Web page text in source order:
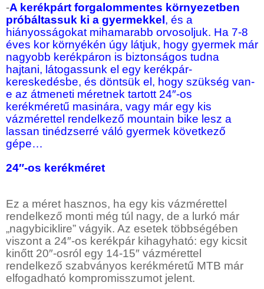
-A kerékpárt forgalommentes környezetben
próbáltassuk ki a gyermekkel, és a
hiányosságokat mihamarabb orvosoljuk. Ha 7-8
éves kor környékén úgy látjuk, hogy gyermek már
nagyobb kerékpáron is biztonságos tudna
hajtani, látogassunk el egy kerékpár-
kereskedésbe, és döntsük el, hogy szükség van-
e az átmeneti méretnek tartott 24″-os
kerékméretű masinára, vagy már egy kis
vázmérettel rendelkező mountain bike lesz a
lassan tinédzserré váló gyermek következő
gépe…
24″-os kerékméret
Ez a méret hasznos, ha egy kis vázmérettel
rendelkező monti még túl nagy, de a lurkó már
„nagybiciklire” vágyik. Az esetek többségében
viszont a 24″-os kerékpár kihagyható: egy kicsit
kinőtt 20″-osról egy 14-15″ vázmérettel
rendelkező szabványos kerékméretű MTB már
elfogadható kompromisszumot jelent.